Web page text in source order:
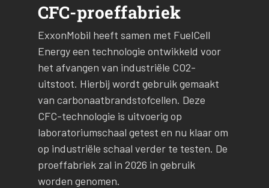
CFC-proeffabriek
ExxonMobil heeft samen met FuelCell
Energy een technologie ontwikkeld voor
het afvangen van industriële CO2-
uitstoot. Hierbij wordt gebruik gemaakt
van carbonaatbrandstofcellen. Deze
CFC-technologie is uitvoerig op
laboratoriumschaal getest en nu klaar om
op industriële schaal verder te testen. De
proeffabriek zal in 2026 in gebruik
worden genomen.